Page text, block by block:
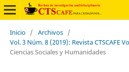
Inicio / Archivos /
Vol. 3 Núm. 8 (2019): Revista CTSCAFE
Ciencias Sociales y Humanidades